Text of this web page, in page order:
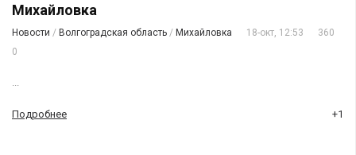
Михайловка
Новости / Волгоградская область / Михайловка 18-окт, 12:53
360
0
...
Подробнее +1